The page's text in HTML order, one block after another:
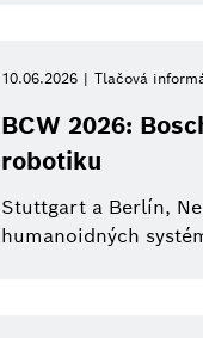
Vymazať všetky filtre
10.06.2026 Tlačová
BCW 2026:
robotiku
Stuttgart a Berlín,
humanoidných